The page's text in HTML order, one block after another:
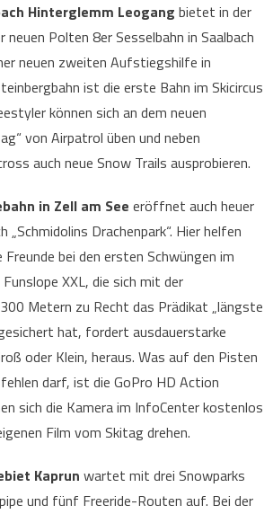
Hinterglemm Leogang bietet in der
neuen Polten 8er Sesselbahn in Saalbach
neuen zweiten Aufstiegshilfe in
ist die erste Bahn im Skicircus
können sich an dem neuen
von Airpatrol üben und neben
auch neue Snow Trails ausprobieren.
in Zell am See eröffnet auch heuer
„Schmidolins Drachenpark“. Hier helfen
Freunde bei den ersten Schwüngen im
XXL, die sich mit der
Metern zu Recht das Prädikat „längste
hat, fordert ausdauerstarke
oder Klein, heraus. Was auf den Pisten
darf, ist die GoPro HD Action
sich die Kamera im InfoCenter kostenlos
Film vom Skitag drehen.
Kaprun wartet mit drei Snowparks
und fünf Freeride-Routen auf. Bei der